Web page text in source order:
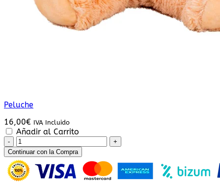
Peluche
16,00€ IVA Incluido
Añadir al Carrito
Cesta
de
Flores
Variadas
cantidad
Continuar con la Compra